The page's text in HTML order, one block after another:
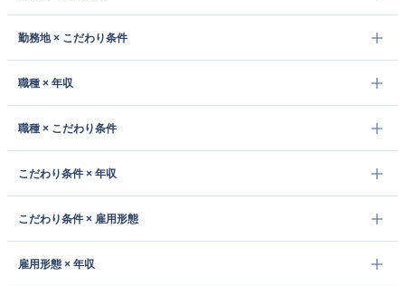
勤務地 × こだわり条件
職種 × 年収
職種 × こだわり条件
こだわり条件 × 年収
こだわり条件 × 雇用形態
雇用形態 × 年収